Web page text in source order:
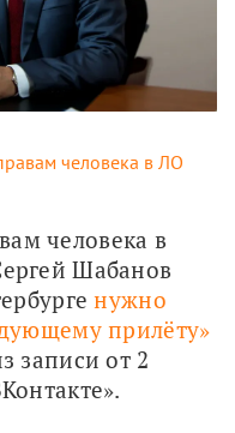
человека в ЛО
человека в
Шабанов
нужно
прилёту»
записи от 2